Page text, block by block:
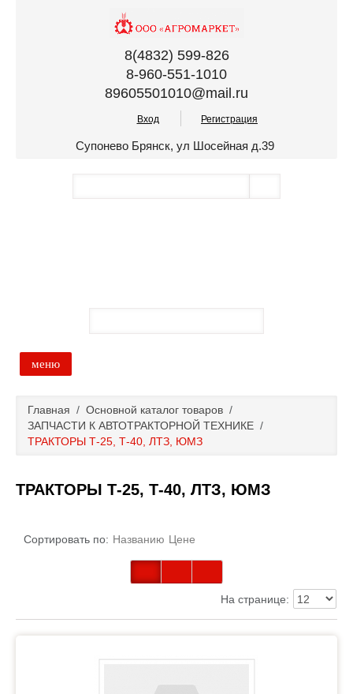
8(4832) 599-826
8-960-551-1010
89605501010@mail.ru
Вход Регистрация
Супонево Брянск, ул Шосейная д.39
меню
Основной каталог товаров
Главная / Основной каталог товаров /
ЗАПЧАСТИ К АВТОТРАКТОРНОЙ ТЕХНИКЕ /
ТРАКТОРЫ Т-25, Т-40, ЛТЗ, ЮМЗ
ТРАКТОРЫ Т-25, Т-40, ЛТЗ, ЮМЗ
Сортировать по: Названию Цене
На странице: